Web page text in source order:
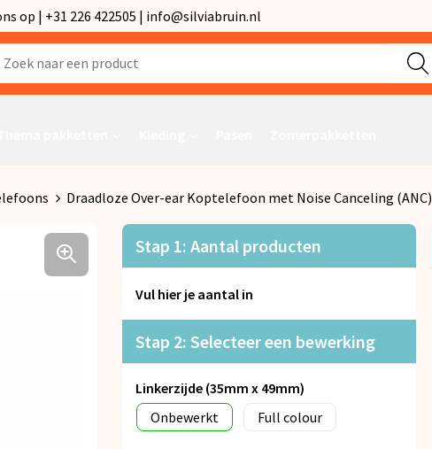
op | +31 226 422505 | info@silviabruin.nl
Draadloze Over-ear Koptelefoon met Noise Canceling (ANC)
Stap 1: Aantal producten
Vul hier je aantal in
Stap 2: Selecteer een bewerking
Linkerzijde (35mm x 49mm)
Onbewerkt
Full colour